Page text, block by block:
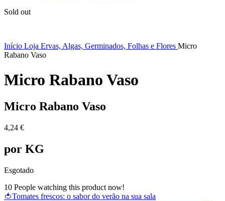
Sold out
Início Loja Ervas, Algas, Germinados, Folhas e Flores Micro
Rabano Vaso
Micro Rabano Vaso
Micro Rabano Vaso
4,24 €
por KG
Esgotado
10 People watching this product now!
🍅Tomates frescos: o sabor do verão na sua sala